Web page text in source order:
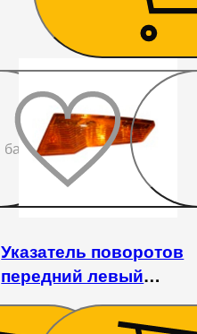
До
бажаного
Указатель поворотов
передний левый
DW244